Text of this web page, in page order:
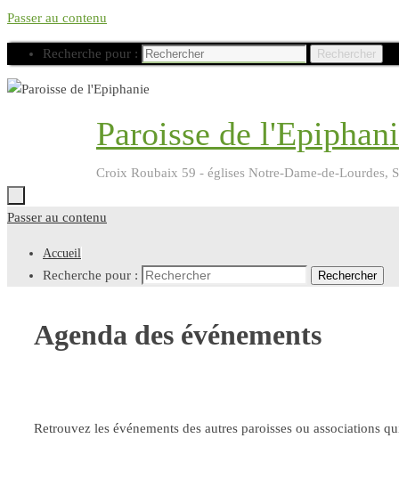
Passer au contenu
Recherche pour : Rechercher
Paroisse de
Croix Roubaix 59 - églises Notre-Dame-de-Lourdes,
Passer au contenu
Accueil
Recherche pour : Rechercher
Agenda des événements
Retrouvez les événements des autres paroisses ou associations